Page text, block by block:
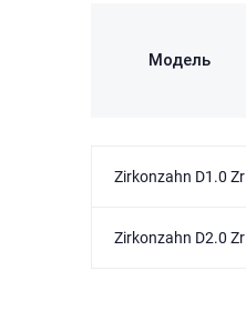
Модель
Zirkonzahn D1.0 Zr
Zirkonzahn D2.0 Zr